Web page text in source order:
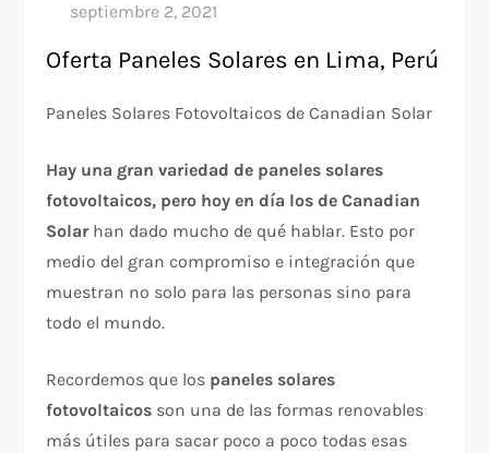
Oferta Paneles Solares en Lima, Perú
Paneles Solares Fotovoltaicos de Canadian Solar
Hay una gran variedad de paneles solares
fotovoltaicos, pero hoy en día los de Canadian
Solarhan dado mucho de qué hablar. Esto por
medio del gran compromiso e integración que
muestran no solo para las personas sino para
todo el mundo.
Recordemos que los paneles solares
fotovoltaicos son una de las formas renovables
más útiles para sacar poco a poco todas esas